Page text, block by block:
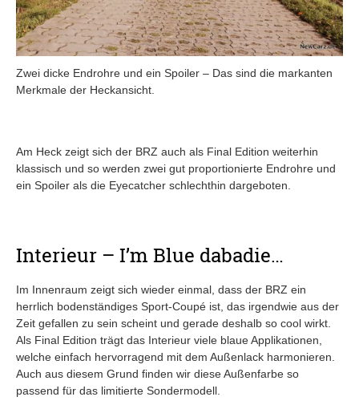
Zwei dicke Endrohre und ein Spoiler – Das sind die markanten
Merkmale der Heckansicht.
Am Heck zeigt sich der BRZ auch als Final Edition weiterhin
klassisch und so werden zwei gut proportionierte Endrohre und
ein Spoiler als die Eyecatcher schlechthin dargeboten.
Interieur – I’m Blue dabadie…
Im Innenraum zeigt sich wieder einmal, dass der BRZ ein
herrlich bodenständiges Sport-Coupé ist, das irgendwie aus der
Zeit gefallen zu sein scheint und gerade deshalb so cool wirkt.
Als Final Edition trägt das Interieur viele blaue Applikationen,
welche einfach hervorragend mit dem Außenlack harmonieren.
Auch aus diesem Grund finden wir diese Außenfarbe so
passend für das limitierte Sondermodell.